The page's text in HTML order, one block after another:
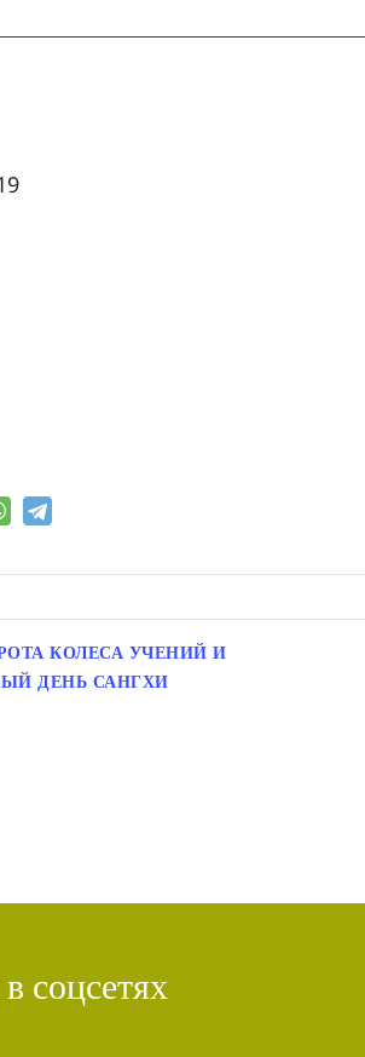
КОЛЕСА УЧЕНИЙ И
ДЕНЬ САНГХИ
соцсетях